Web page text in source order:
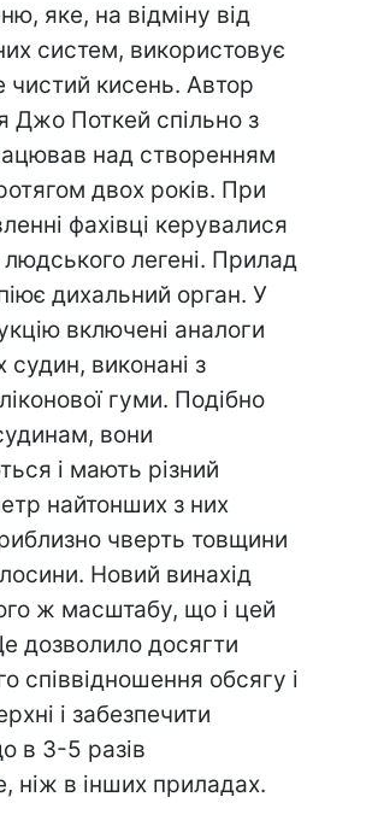
яке, на відміну від
систем, використовує
чистий кисень. Автор
Джо Поткей спільно з
над створенням
двох років. При
фахівці керувалися
легені. Прилад
дихальний орган. У
включені аналоги
судин, виконані з
гуми. Подібно
вони
і мають різний
найтонших з них
чверть товщини
Новий винахід
ж масштабу, що і цей
дозволило досягти
співвідношення обсягу і
і забезпечити
в 3-5 разів
ніж в інших приладах.